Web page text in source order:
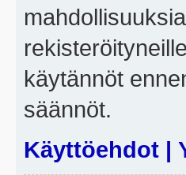
käytännöt
säännöt.
Käyttöehdot |